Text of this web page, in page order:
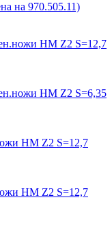
на 970.505.11)
HM Z2 S=12,7
HM Z2 S=6,35
HM Z2 S=12,7
HM Z2 S=12,7